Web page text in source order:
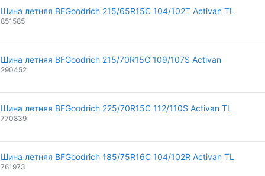
Шина летняя BFGoodrich 215/65R15C 104/102T Activan TL
851585
Шина летняя BFGoodrich 215/70R15C 109/107S Activan
290452
Шина летняя BFGoodrich 225/70R15C 112/110S Activan TL
770839
Шина летняя BFGoodrich 185/75R16C 104/102R Activan TL
761973